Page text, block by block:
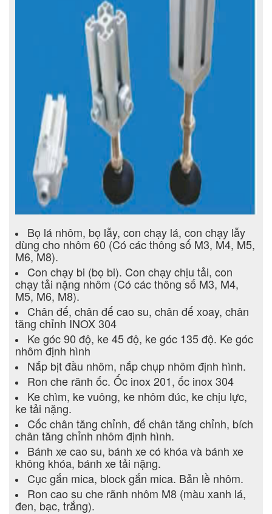
Bọ lá nhôm, bọ lẫy, con chạy lá, con chạy lẫy
dùng cho nhôm 60 (Có các thông số M3, M4, M5,
M6, M8).
Con chạy bi (bọ bi). Con chạy chịu tải, con
chạy tải nặng nhôm (Có các thông số M3, M4,
M5, M6, M8).
Chân đế, chân đế cao su, chân đế xoay, chân
tăng chỉnh INOX 304
Ke góc 90 độ, ke 45 độ, ke góc 135 độ. Ke góc
nhôm định hình
Nắp bịt đầu nhôm, nắp chụp nhôm định hình.
Ron che rãnh ốc. Ốc inox 201, ốc inox 304
Ke chìm, ke vuông, ke nhôm đúc, ke chịu lực,
ke tải nặng.
Cốc chân tăng chỉnh, đế chân tăng chỉnh, bích
chân tăng chỉnh nhôm định hình.
Bánh xe cao su, bánh xe có khóa và bánh xe
không khóa, bánh xe tải nặng.
Cục gắn mica, block gắn mica. Bản lề nhôm.
Ron cao su che rãnh nhôm M8 (màu xanh lá,
đen, bạc, trắng).